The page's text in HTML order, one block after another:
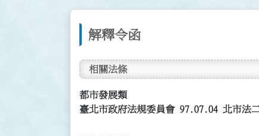
解釋令函
相關法條
都市發展類
臺北市政府法規委員會 97.07.04 北市法二